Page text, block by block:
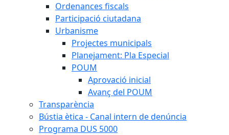
Ordenances fiscals
Participació ciutadana
Urbanisme
Projectes municipals
Planejament: Pla Especial
POUM
Aprovació inicial
Avanç del POUM
Transparència
Bústia ètica - Canal intern de denúncia
Programa DUS 5000